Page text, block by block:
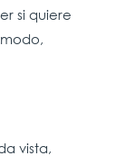
si quiere
vista,